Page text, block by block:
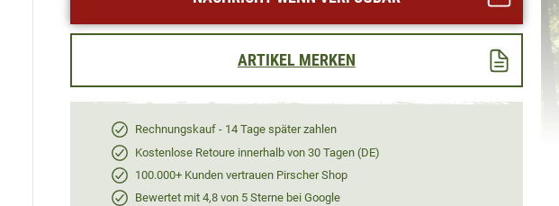
ARTIKEL MERKEN
Rechnungskauf - 14 Tage später zahlen
Kostenlose Retoure innerhalb von 30 Tagen (DE)
100.000+ Kunden vertrauen Pirscher Shop
Bewertet mit 4,8 von 5 Sterne bei Google